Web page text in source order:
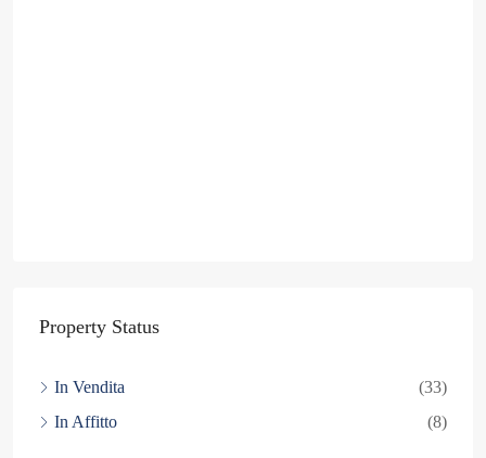
Property Status
In Vendita
(33)
In Affitto
(8)